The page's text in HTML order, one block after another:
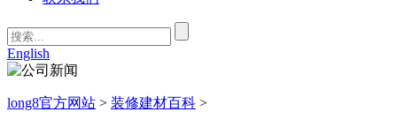
English
long8官方网站 > 装修建材百科 >